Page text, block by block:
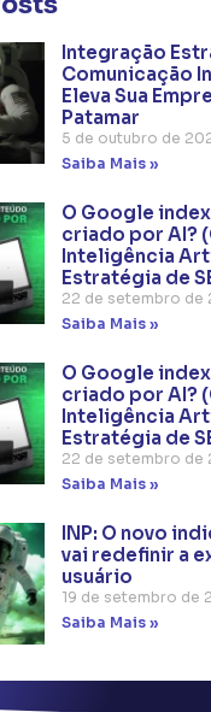
Integração
Comunicação
Eleva Sua
Patamar
5 de outubro de
Saiba Mais »
O Google
criado por AI?
Inteligência
Estratégia de
22 de setembro de
Saiba Mais »
O Google
criado por AI?
Inteligência
Estratégia de
22 de setembro de
Saiba Mais »
INP: O novo
vai redefinir a
usuário
19 de setembro de
Saiba Mais »